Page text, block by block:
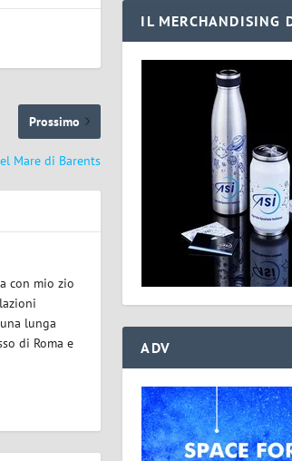
Prossimo
Mare di Barents
con mio zio
lunga
di Roma e
IL MERCHANDISING
ADV